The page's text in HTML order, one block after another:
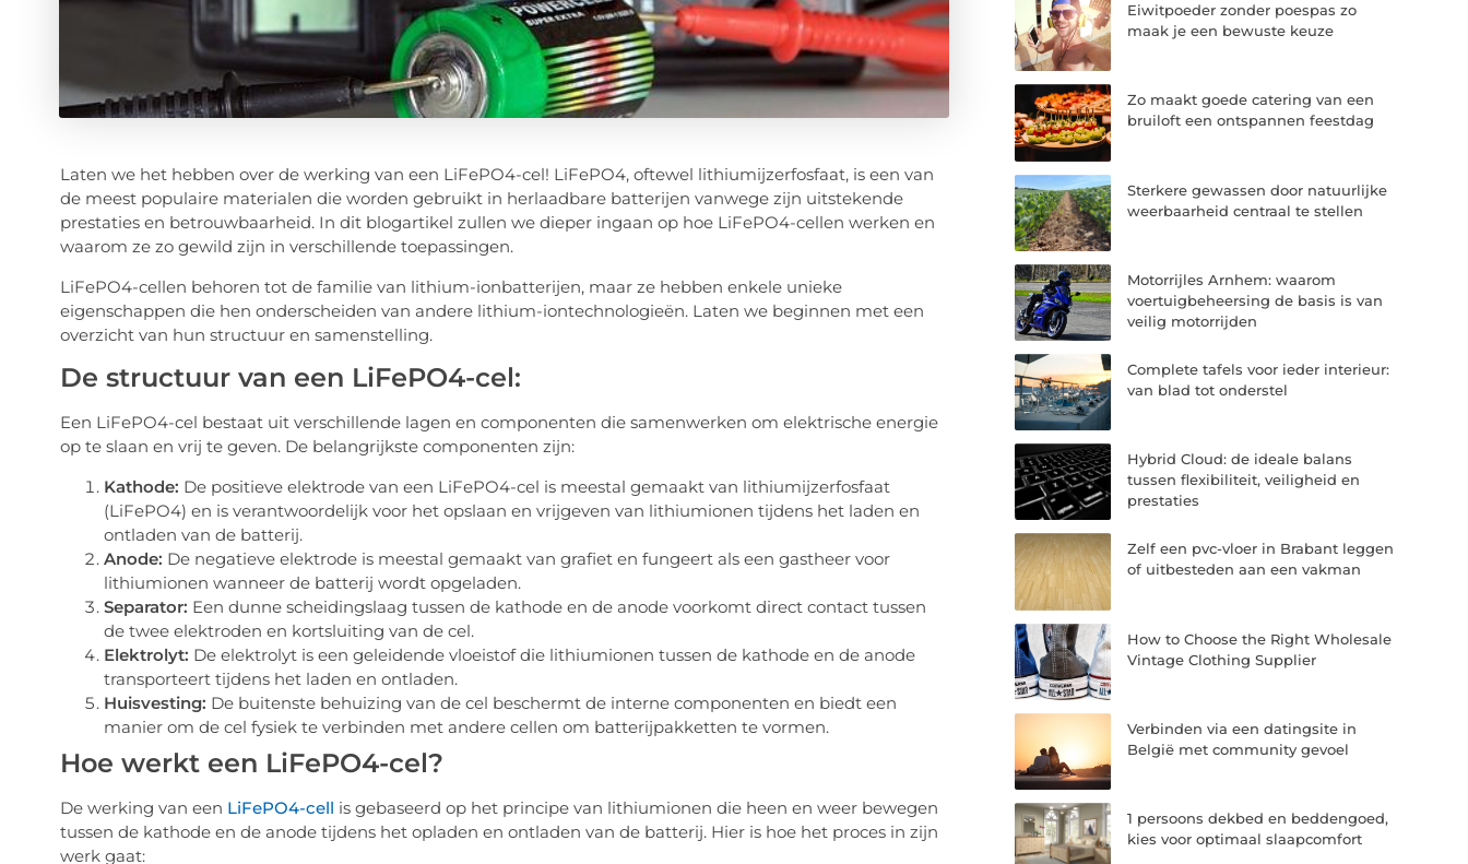
Laten we het hebben over de werking van een LiFePO4-cel! LiFePO4, oftewel lithiumijzerfosfaat, is een van
de meest populaire materialen die worden gebruikt in herlaadbare batterijen vanwege zijn uitstekende
prestaties en betrouwbaarheid. In dit blogartikel zullen we dieper ingaan op hoe LiFePO4-cellen werken en
waarom ze zo gewild zijn in verschillende toepassingen.
LiFePO4-cellen behoren tot de familie van lithium-ionbatterijen, maar ze hebben enkele unieke
eigenschappen die hen onderscheiden van andere lithium-iontechnologieën. Laten we beginnen met een
overzicht van hun structuur en samenstelling.
De structuur van een LiFePO4-cel:
Een LiFePO4-cel bestaat uit verschillende lagen en componenten die samenwerken om elektrische energie
op te slaan en vrij te geven. De belangrijkste componenten zijn:
Kathode: De positieve elektrode van een LiFePO4-cel is meestal gemaakt van lithiumijzerfosfaat
(LiFePO4) en is verantwoordelijk voor het opslaan en vrijgeven van lithiumionen tijdens het laden en
ontladen van de batterij.
Anode: De negatieve elektrode is meestal gemaakt van grafiet en fungeert als een gastheer voor
lithiumionen wanneer de batterij wordt opgeladen.
Separator: Een dunne scheidingslaag tussen de kathode en de anode voorkomt direct contact tussen
de twee elektroden en kortsluiting van de cel.
Elektrolyt: De elektrolyt is een geleidende vloeistof die lithiumionen tussen de kathode en de anode
transporteert tijdens het laden en ontladen.
Huisvesting: De buitenste behuizing van de cel beschermt de interne componenten en biedt een
manier om de cel fysiek te verbinden met andere cellen om batterijpakketten te vormen.
Hoe werkt een LiFePO4-cel?
De werking van een LiFePO4-cell is gebaseerd op het principe van lithiumionen die heen en weer bewegen
tussen de kathode en de anode tijdens het opladen en ontladen van de batterij. Hier is hoe het proces in zijn
werk gaat:
Eiwitpoeder zonder poespas zo
maak je een bewuste keuze
Zo maakt goede catering van een
bruiloft een ontspannen feestdag
Sterkere gewassen door natuurlijke
weerbaarheid centraal te stellen
Motorrijles Arnhem: waarom
voertuigbeheersing de basis is van
veilig motorrijden
Complete tafels voor ieder interieur:
van blad tot onderstel
Hybrid Cloud: de ideale balans
tussen flexibiliteit, veiligheid en
prestaties
Zelf een pvc-vloer in Brabant leggen
of uitbesteden aan een vakman
How to Choose the Right Wholesale
Vintage Clothing Supplier
Verbinden via een datingsite in
België met community gevoel
1 persoons dekbed en beddengoed,
kies voor optimaal slaapcomfort